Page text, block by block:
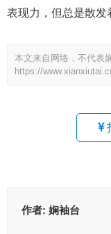
表现力，但总是散发
本文来自网络，不代表
https://
作者: 娴袖台